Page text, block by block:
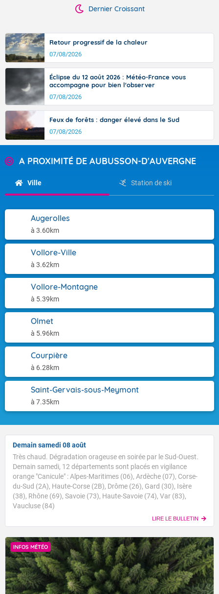
Dernier Croissant
Retour progressif de la chaleur
07/08/2026
Éclipse du 12 août 2026 : Météo-France vous
accompagne pour bien l'observer
07/08/2026
Feux de forêts : danger élevé dans le Sud
07/08/2026
A PROXIMITÉ DE AUBUSSON-D'AUVERGNE
Ville Station de ski
Augerolles
à 3.60km
Vollore-Ville
à 3.62km
Vollore-Montagne
à 5.39km
Olmet
à 5.96km
Courpière
à 6.28km
Saint-Gervais-sous-Meymont
à 7.35km
Demain samedi 08 août
Très chaud. Dégradation orageuse en soirée par le Sud-Ouest.
Demain samedi, 12 départements sont placés en vigilance
orange "Canicule" : Alpes-Maritimes (06), Ardèche (07), Corse-
du-Sud (2A), Haute-Corse (2B), Drôme (26), Gard (30), Isère
(38), Rhône (69), Savoie (73), Haute-Savoie (74), Var (83),
Vaucluse (84)
LIRE LE BULLETIN
INFOS MÉTÉO